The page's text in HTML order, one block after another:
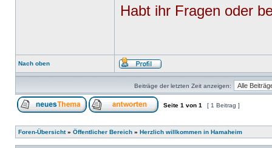
Habt ihr Fragen oder
Nach oben
Beiträge der letzten Zeit anzeigen:
Seite 1 von 1 [ 1 Beitrag ]
Foren-Übersicht» Öffentlicher Bereich » Herzlich willkommen in Hamaheim